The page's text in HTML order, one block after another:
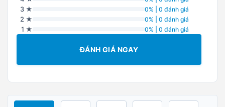
3 ★ 0% | 0 đánh giá
2 ★ 0% | 0 đánh giá
1 ★ 0% | 0 đánh giá
ĐÁNH GIÁ NGAY